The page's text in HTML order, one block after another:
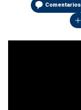
Comentarios